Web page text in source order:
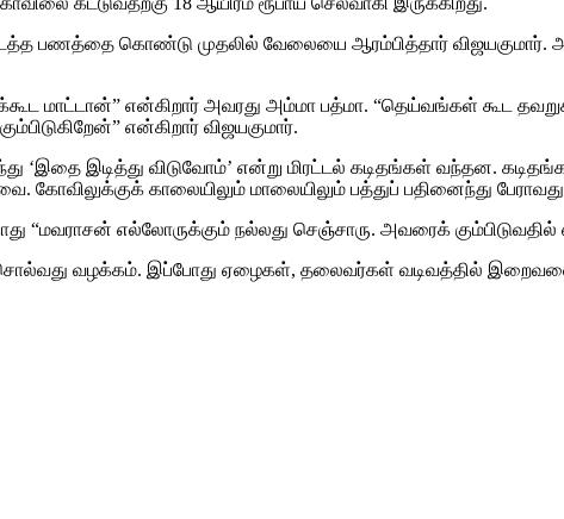
பணத்தை கொண்டு முதலில் வேலையை ஆரம்பித்தார்
மாட்டான்” என்கிறார் அவரது அம்மா பத்மா. “தெய்வங்கள் கூட
என்கிறார் விஜயகுமார்.
‘இதை இடித்து விடுவோம்’ என்று மிரட்டல் கடிதங்கள் வந்தன.
கோவிலுக்குக் காலையிலும் மாலையிலும் பத்துப் பதினைந்து
“மவராசன் எல்லோருக்கும் நல்லது செஞ்சாரு. அவரைக்
வழக்கம். இப்போது ஏழைகள், தலைவர்கள் வடிவத்தில்